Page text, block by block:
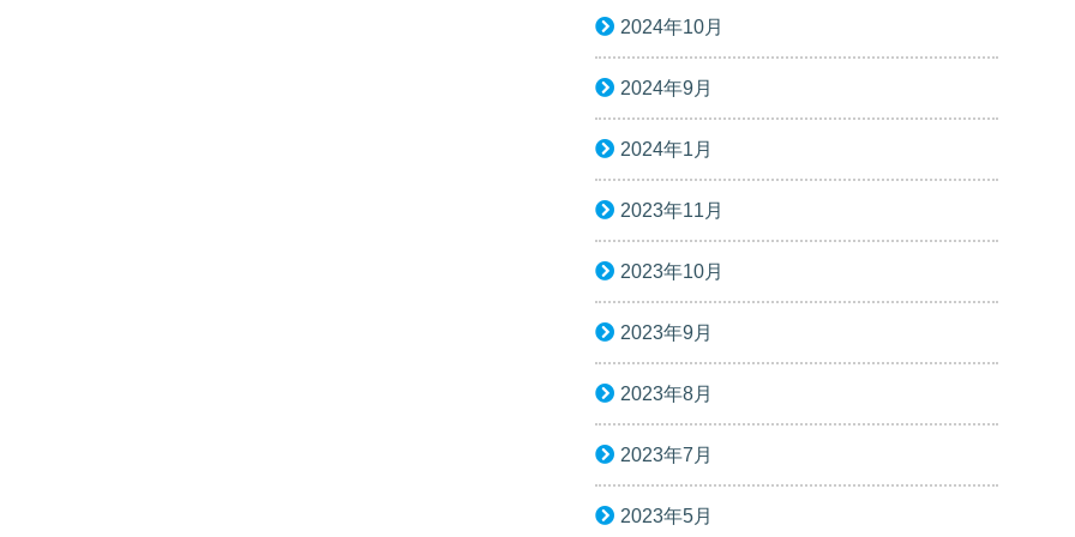
2024年10月
2024年9月
2024年1月
2023年11月
2023年10月
2023年9月
2023年8月
2023年7月
2023年5月